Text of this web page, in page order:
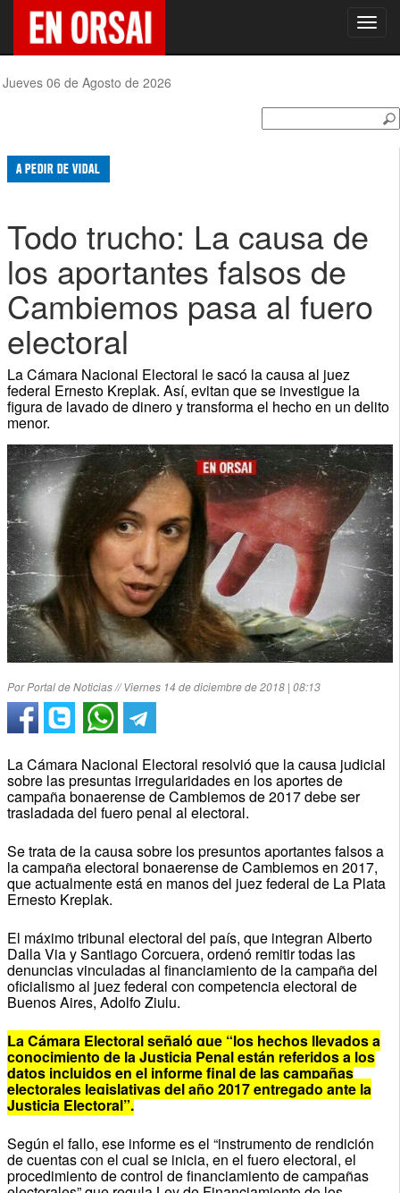
Jueves 06 de Agosto de 2026
A PEDIR DE VIDAL
Todo trucho: La causa de
los aportantes falsos de
Cambiemos pasa al fuero
electoral
La Cámara Nacional Electoral le sacó la causa al juez
federal Ernesto Kreplak. Así, evitan que se investigue la
figura de lavado de dinero y transforma el hecho en un delito
menor.
Por Portal de Noticias // Viernes 14 de diciembre de 2018 | 08:13
La Cámara Nacional Electoral resolvió que la causa judicial
sobre las presuntas irregularidades en los aportes de
campaña bonaerense de Cambiemos de 2017 debe ser
trasladada del fuero penal al electoral.
Se trata de la causa sobre los presuntos aportantes falsos a
la campaña electoral bonaerense de Cambiemos en 2017,
que actualmente está en manos del juez federal de La Plata
Ernesto Kreplak.
El máximo tribunal electoral del país, que integran Alberto
Dalla Via y Santiago Corcuera, ordenó remitir todas las
denuncias vinculadas al financiamiento de la campaña del
oficialismo al juez federal con competencia electoral de
Buenos Aires, Adolfo Ziulu.
La Cámara Electoral señaló que “los hechos llevados a
conocimiento de la Justicia Penal están referidos a los
datos incluidos en el informe final de las campañas
electorales legislativas del año 2017 entregado ante la
Justicia Electoral”.
Según el fallo, ese informe es el “instrumento de rendición
de cuentas con el cual se inicia, en el fuero electoral, el
procedimiento de control de financiamiento de campañas